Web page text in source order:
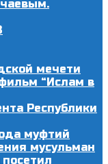
мечети
“Ислам в
Республики
муфтий
мусульман